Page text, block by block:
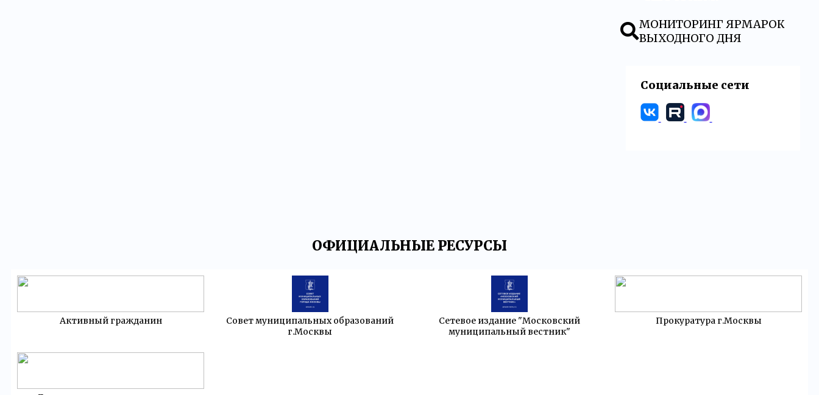
МОНИТОРИНГ ЯРМАРОК
ВЫХОДНОГО ДНЯ
Социальные сети
ОФИЦИАЛЬНЫЕ РЕСУРСЫ
Активный гражданин
Совет муниципальных образований
г.Москвы
Сетевое издание "Московский
муниципальный вестник"
Прокуратура г.Москвы